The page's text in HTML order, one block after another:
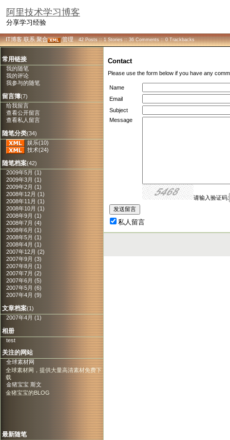
阿里技术学习博客
分享学习经验
IT博客 联系 聚合 管理 42 Posts :: 1 Stories :: 36 Comments :: 0 Trackbacks
常用链接
我的随笔
我的评论
我参与的随笔
留言簿(7)
给我留言
查看公开留言
查看私人留言
随笔分类(34)
娱乐(10)
技术(24)
随笔档案(42)
2009年5月 (1)
2009年3月 (1)
2009年2月 (1)
2008年12月 (1)
2008年11月 (1)
2008年10月 (1)
2008年9月 (1)
2008年7月 (4)
2008年6月 (1)
2008年5月 (1)
2008年4月 (1)
2007年12月 (2)
2007年9月 (3)
2007年8月 (1)
2007年7月 (2)
2007年6月 (5)
2007年5月 (6)
2007年4月 (9)
文章档案(1)
2007年4月 (1)
相册
test
关注的网站
全球素材网
全球素材网，提供大量高清素材免费下
载
金猪宝宝 斯文
金猪宝宝的BLOG
最新随笔
Contact
Please use the form below if you have any
Name
Email
Subject
Message
请输入验证码:
私人留言